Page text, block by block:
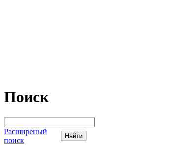
Поиск
Расширеный
поиск